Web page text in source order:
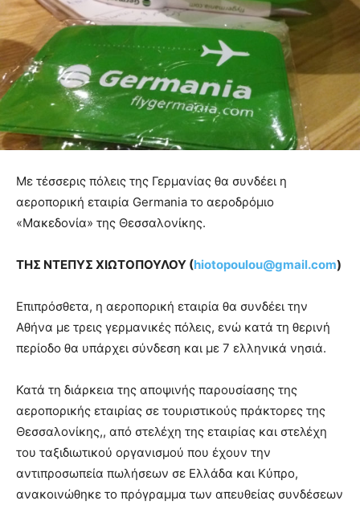
Με τέσσερις πόλεις της Γερμανίας θα συνδέει η
αεροπορική εταιρία Germania το αεροδρόμιο
«Μακεδονία» της Θεσσαλονίκης.
ΤΗΣ ΝΤΕΠΥΣ ΧΙΩΤΟΠΟΥΛΟΥ (hiotopoulou@gmail.com)
Επιπρόσθετα, η αεροπορική εταιρία θα συνδέει την
Αθήνα με τρεις γερμανικές πόλεις, ενώ κατά τη θερινή
περίοδο θα υπάρχει σύνδεση και με 7 ελληνικά νησιά.
Κατά τη διάρκεια της αποψινής παρουσίασης της
αεροπορικής εταιρίας σε τουριστικούς πράκτορες της
Θεσσαλονίκης,, από στελέχη της εταιρίας και στελέχη
του ταξιδιωτικού οργανισμού που έχουν την
αντιπροσωπεία πωλήσεων σε Ελλάδα και Κύπρο,
ανακοινώθηκε το πρόγραμμα των απευθείας συνδέσεων